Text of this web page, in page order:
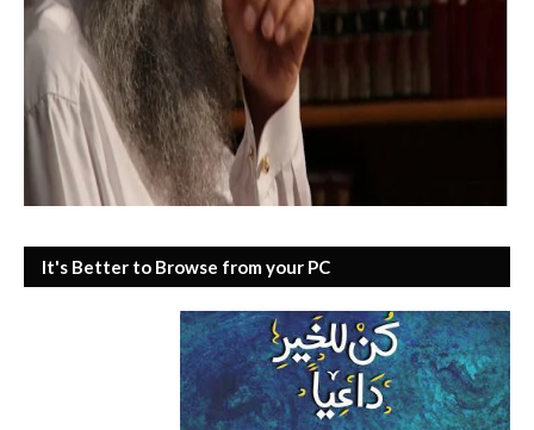
It's Better to Browse from your PC